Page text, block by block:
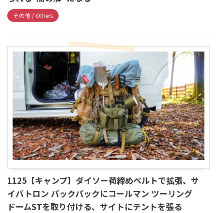
その他 / Others
1125【キャンプ】ダイソー荷締めベルトで拡張、サ
イバトロン バックパックにコールマン ツーリング
ドームSTを取り付ける、サイトにテントを張る